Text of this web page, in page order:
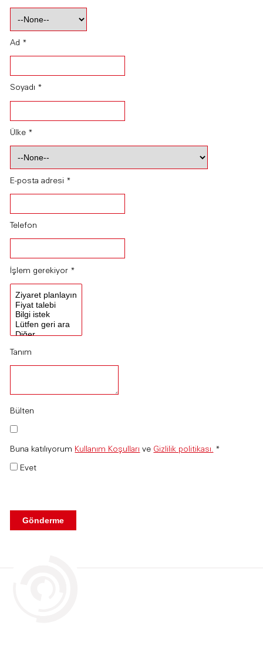
Ad *
Soyadı *
Ülke *
E-posta adresi *
Telefon
İşlem gerekiyor *
Tanım
Bülten
Buna katılıyorum Kullanım Koşulları ve Gizlilik politikası. *
Evet